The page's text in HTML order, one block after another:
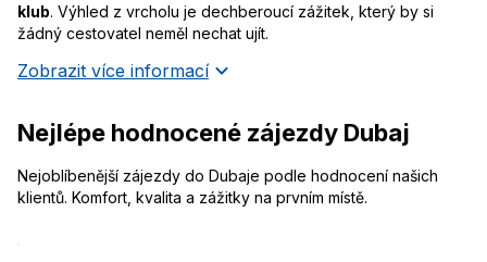
klub. Výhled z vrcholu je dechberoucí zážitek, který by si
žádný cestovatel neměl nechat ujít.
Zobrazit více informací
Nejlépe hodnocené zájezdy Dubaj
Nejoblíbenější zájezdy do Dubaje podle hodnocení našich
klientů. Komfort, kvalita a zážitky na prvním místě.